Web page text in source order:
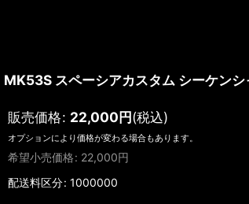
MK53S スペーシアカスタム シーケン
販売価格: 22,000円(税込)
オプションにより価格が変わる場合もあります。
希望小売価格: 22,000円
配送料区分: 1000000